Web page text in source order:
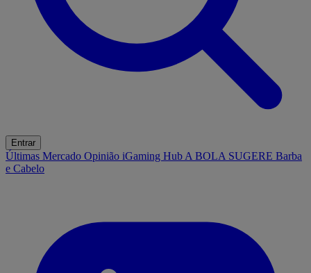
Entrar
Últimas Mercado Opinião iGaming Hub A BOLA SUGERE Barba
e Cabelo